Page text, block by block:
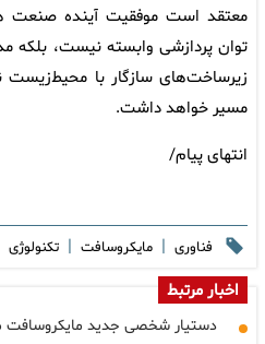
معتقد است موفقیت آینده
توان پردازشی وابسته نیست، بلکه
زیرساخت‌های سازگار با محیط‌زیست
مسیر خواهد داشت.
انتهای پیام/
فناوری | مایکروسافت | تکنولوژی
اخبار مرتبط
دستیار شخصی جدید